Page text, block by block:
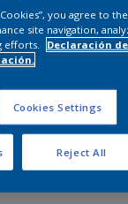
actualmente
tienda más cercana.
espacio
Cookies”, you agree to
site navigation,
efforts.
Declaración
Cookies Settings
Reject All